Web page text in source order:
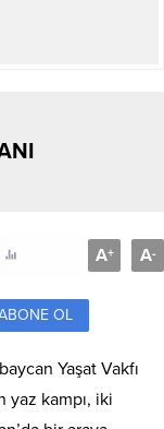
A+ A-
OL
Yaşat Vakfı
yaz kampı, iki